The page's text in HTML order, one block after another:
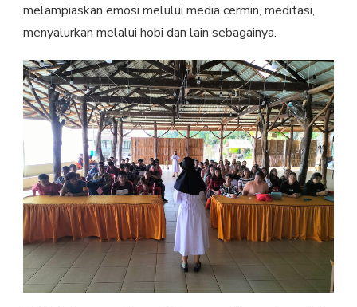
melampiaskan emosi melului media cermin, meditasi,
menyalurkan melalui hobi dan lain sebagainya.